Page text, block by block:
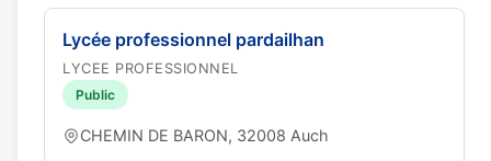
Lycée professionnel pardailhan
LYCEE PROFESSIONNEL
Public
CHEMIN DE BARON, 32008 Auch